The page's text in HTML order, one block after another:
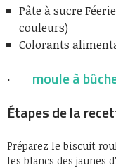
Pâte à sucre
couleurs)
Colorants
· moule à
Étapes de la
Préparez le biscuit
les blancs des jaunes